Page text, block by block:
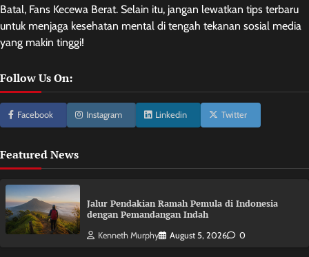
Batal, Fans Kecewa Berat. Selain itu, jangan lewatkan tips terbaru
untuk menjaga kesehatan mental di tengah tekanan sosial media
yang makin tinggi!
Follow Us On:
Facebook Instagram Linkedin Twitter
Featured News
Jalur Pendakian Ramah Pemula di Indonesia
dengan Pemandangan Indah
Kenneth Murphy August 5, 2026 0